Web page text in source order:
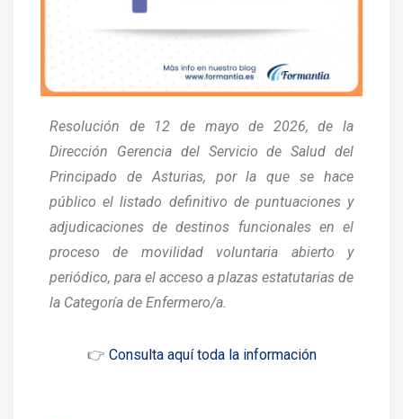
Resolución de 12 de mayo de 2026, de la
Dirección Gerencia del Servicio de Salud del
Principado de Asturias, por la que se hace
público el listado definitivo de puntuaciones y
adjudicaciones de destinos funcionales en el
proceso de movilidad voluntaria abierto y
periódico, para el acceso a plazas estatutarias de
la Categoría de Enfermero/a.
👉 Consulta aquí toda la información